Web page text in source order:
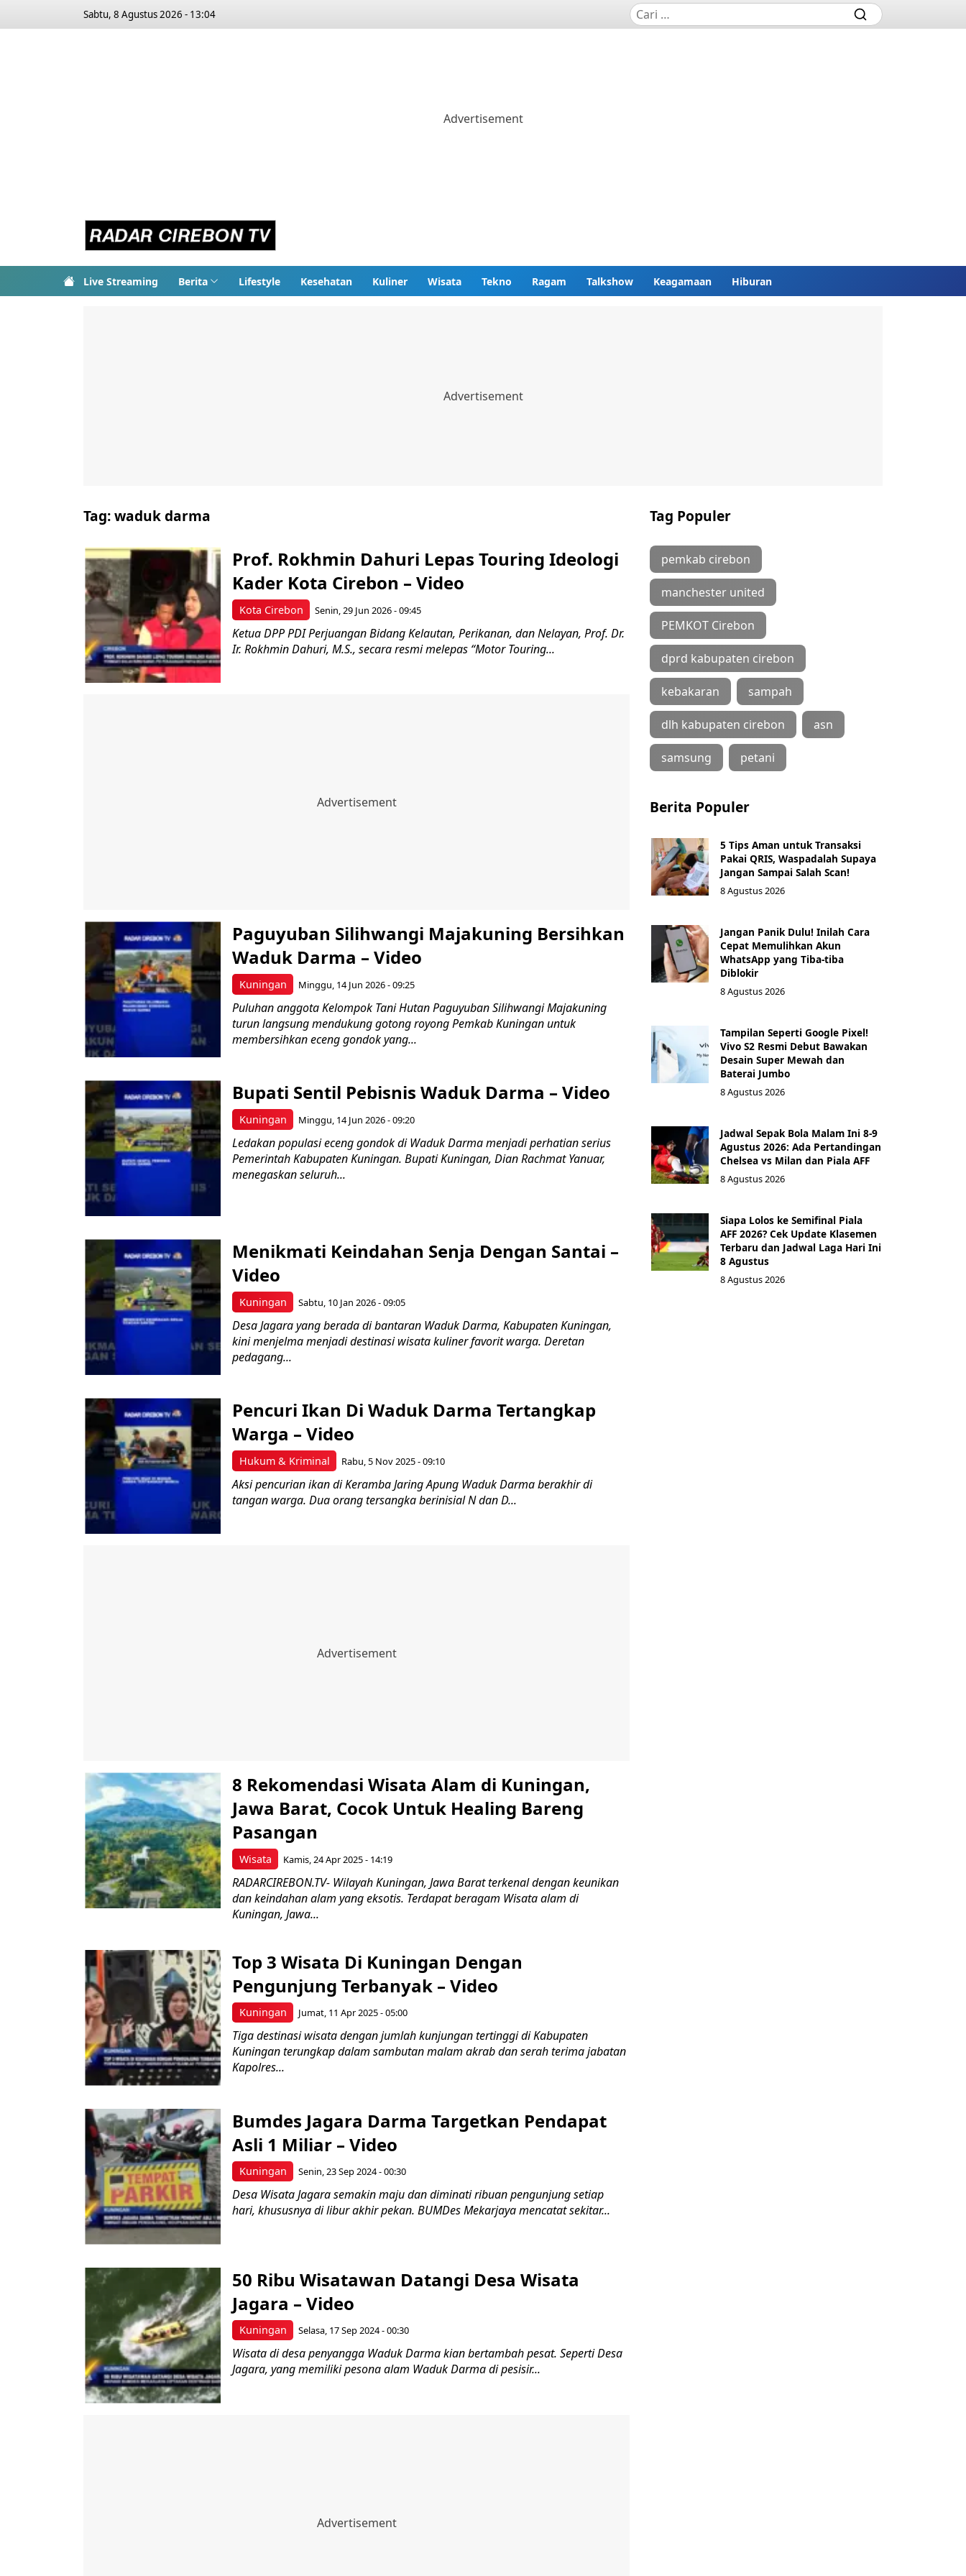
Sabtu, 8 Agustus 2026 - 13:04
Live Streaming Berita Lifestyle Kesehatan Kuliner Wisata Tekno Ragam Talkshow Keagamaan Hiburan
Tag:waduk darma
Kota Cirebon
Prof. Rokhmin Dahuri Lepas Touring Ideologi
Kader Kota Cirebon – Video
Senin, 29 Jun 2026 - 09:45
Ketua DPP PDI Perjuangan Bidang Kelautan, Perikanan, dan Nelayan, Prof. Dr.
Ir. Rokhmin Dahuri, M.S., secara resmi melepas “Motor Touring...
Kuningan
Paguyuban Silihwangi Majakuning Bersihkan
Waduk Darma – Video
Minggu, 14 Jun 2026 - 09:25
Puluhan anggota Kelompok Tani Hutan Paguyuban Silihwangi Majakuning
turun langsung mendukung gotong royong Pemkab Kuningan untuk
membersihkan eceng gondok yang...
Kuningan
Bupati Sentil Pebisnis Waduk Darma – Video
Minggu, 14 Jun 2026 - 09:20
Ledakan populasi eceng gondok di Waduk Darma menjadi perhatian serius
Pemerintah Kabupaten Kuningan. Bupati Kuningan, Dian Rachmat Yanuar,
menegaskan seluruh...
Kuningan
Menikmati Keindahan Senja Dengan Santai –
Video
Sabtu, 10 Jan 2026 - 09:05
Desa Jagara yang berada di bantaran Waduk Darma, Kabupaten Kuningan,
kini menjelma menjadi destinasi wisata kuliner favorit warga. Deretan
pedagang...
Hukum & Kriminal
Pencuri Ikan Di Waduk Darma Tertangkap
Warga – Video
Rabu, 5 Nov 2025 - 09:10
Aksi pencurian ikan di Keramba Jaring Apung Waduk Darma berakhir di
tangan warga. Dua orang tersangka berinisial N dan D...
Wisata
8 Rekomendasi Wisata Alam di Kuningan,
Jawa Barat, Cocok Untuk Healing Bareng
Pasangan
Kamis, 24 Apr 2025 - 14:19
RADARCIREBON.TV- Wilayah Kuningan, Jawa Barat terkenal dengan keunikan
dan keindahan alam yang eksotis. Terdapat beragam Wisata alam di
Kuningan, Jawa...
Kuningan
Top 3 Wisata Di Kuningan Dengan
Pengunjung Terbanyak – Video
Jumat, 11 Apr 2025 - 05:00
Tiga destinasi wisata dengan jumlah kunjungan tertinggi di Kabupaten
Kuningan terungkap dalam sambutan malam akrab dan serah terima jabatan
Kapolres...
Kuningan
Bumdes Jagara Darma Targetkan Pendapat
Asli 1 Miliar – Video
Senin, 23 Sep 2024 - 00:30
Desa Wisata Jagara semakin maju dan diminati ribuan pengunjung setiap
hari, khususnya di libur akhir pekan. BUMDes Mekarjaya mencatat sekitar...
Kuningan
50 Ribu Wisatawan Datangi Desa Wisata
Jagara – Video
Selasa, 17 Sep 2024 - 00:30
Wisata di desa penyangga Waduk Darma kian bertambah pesat. Seperti Desa
Jagara, yang memiliki pesona alam Waduk Darma di pesisir...
Tag Populer
pemkab cirebon
manchester united
PEMKOT Cirebon
dprd kabupaten cirebon
kebakaran sampah
dlh kabupaten cirebon asn
samsung petani
Berita Populer
5 Tips Aman untuk Transaksi
Pakai QRIS, Waspadalah Supaya
Jangan Sampai Salah Scan!
8 Agustus 2026
Jangan Panik Dulu! Inilah Cara
Cepat Memulihkan Akun
WhatsApp yang Tiba-tiba
Diblokir
8 Agustus 2026
Tampilan Seperti Google Pixel!
Vivo S2 Resmi Debut Bawakan
Desain Super Mewah dan
Baterai Jumbo
8 Agustus 2026
Jadwal Sepak Bola Malam Ini 8-9
Agustus 2026: Ada Pertandingan
Chelsea vs Milan dan Piala AFF
8 Agustus 2026
Siapa Lolos ke Semifinal Piala
AFF 2026? Cek Update Klasemen
Terbaru dan Jadwal Laga Hari Ini
8 Agustus
8 Agustus 2026